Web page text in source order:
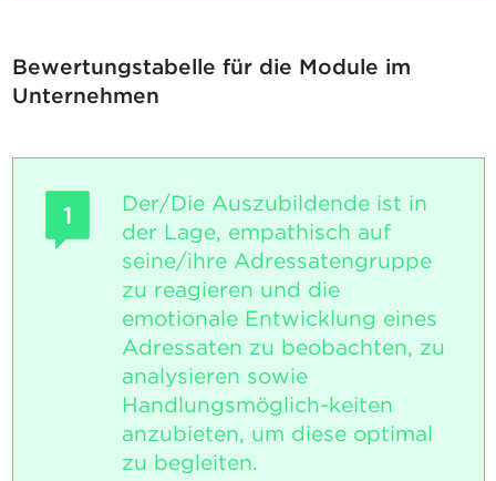
Bewertungstabelle für die Module im
Unternehmen
1
Der/Die Auszubildende ist in
der Lage, empathisch auf
seine/ihre Adressatengruppe
zu reagieren und die
emotionale Entwicklung eines
Adressaten zu beobachten, zu
analysieren sowie
Handlungsmöglich-keiten
anzubieten, um diese optimal
zu begleiten.